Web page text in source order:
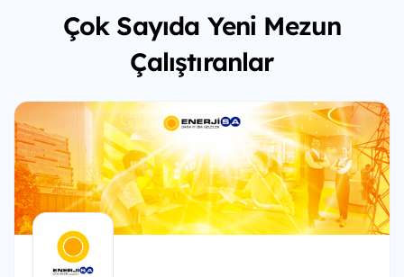
Çok Sayıda Yeni Mezun
Çalıştıranlar